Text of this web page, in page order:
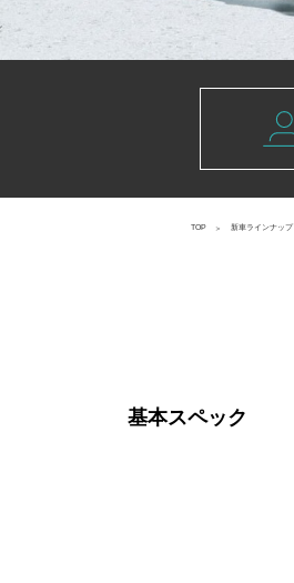
TOP 新車ラインナップ
基本スペック